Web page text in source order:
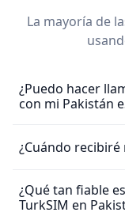
La mayoría de
¿Puedo hacer
con mi Pakistán
La eSIM Pakistán
llamadas a través
WhatsApp.
¿Cuándo recibiré
Tras comprar una
correo electrónico.
¿Qué tan fiable
TurkSIM en